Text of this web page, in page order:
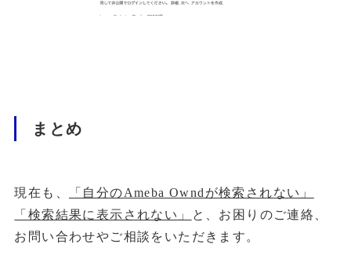
まとめ
現在も、
「自分のAmeba Owndが検索されない」
「検索結果に表示されない」
と、お困りのご連絡、
お問い合わせやご相談をいただきます。